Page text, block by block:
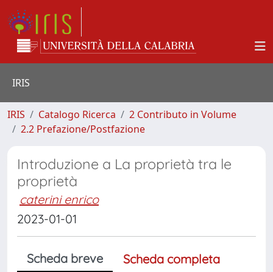
IRIS
IRIS Catalogo Ricerca
2 Contributo in Volume
2.2 Prefazione/Postfazione
Introduzione a La proprietà tra le
proprietà
caterini enrico
2023-01-01
Scheda breve
Scheda completa